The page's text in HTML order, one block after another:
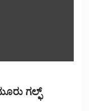
ಗಲ್ಫ್